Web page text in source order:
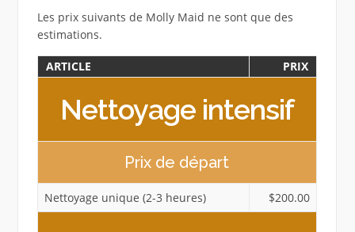
Les prix suivants de Molly Maid ne sont que des
estimations.
ARTICLE PRIX
Nettoyage intensif
Prix ​​de départ
Nettoyage unique (2-3 heures) $200.00